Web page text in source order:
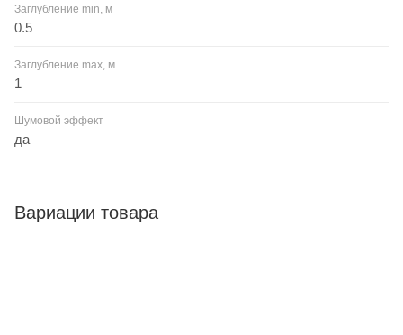
Заглубление min, м
0.5
Заглубление max, м
1
Шумовой эффект
да
Вариации товара